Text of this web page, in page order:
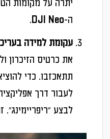
יתרה על מקומות
ה-DJI Neo.
עקומת למידה
את כרטיס הזיכרון
לעבור דרך
לבצע "ריפריימינג".